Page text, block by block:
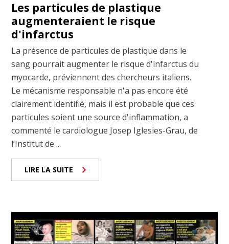
Les particules de plastique
augmenteraient le risque
d'infarctus
La présence de particules de plastique dans le
sang pourrait augmenter le risque d'infarctus du
myocarde, préviennent des chercheurs italiens.
Le mécanisme responsable n'a pas encore été
clairement identifié, mais il est probable que ces
particules soient une source d'inflammation, a
commenté le cardiologue Josep Iglesies-Grau, de
l’Institut de ...
LIRE LA SUITE